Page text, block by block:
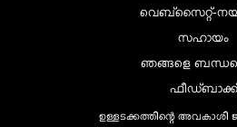
വെബ്സൈറ്റ്-
സഹായം
ഞങ്ങളെ
ഫീഡ്ബാക്ക്
ഉള്ളടക്കത്തിന്റെ അവകാശി